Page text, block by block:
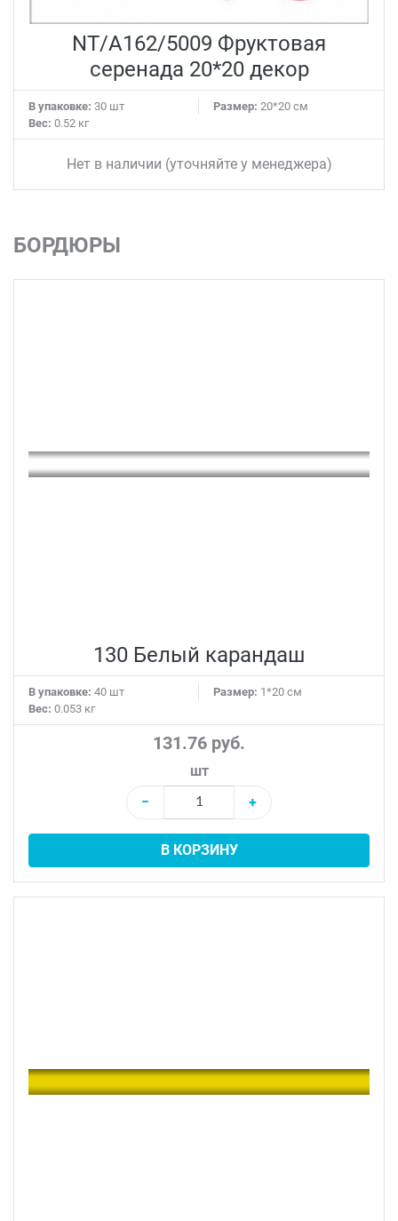
NT/A162/5009 Фруктовая
серенада 20*20 декор
В упаковке: 30 шт Размер: 20*20 см
Вес: 0.52 кг
Нет в наличии (уточняйте у менеджера)
БОРДЮРЫ
130 Белый карандаш
В упаковке: 40 шт Размер: 1*20 см
Вес: 0.053 кг
131.76 руб.
шт
−
+
В КОРЗИНУ